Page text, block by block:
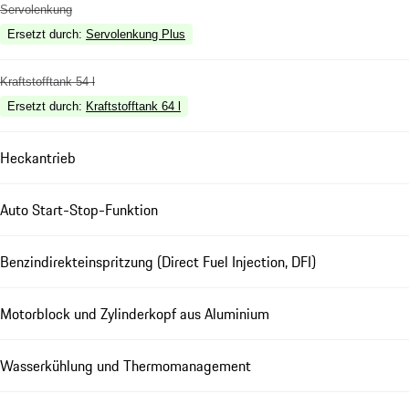
Servolenkung
Ersetzt durch: Servolenkung Plus
Kraftstofftank 54 l
Ersetzt durch: Kraftstofftank 64 l
Heckantrieb
Auto Start-Stop-Funktion
Benzindirekteinspritzung (Direct Fuel Injection, DFI)
Motorblock und Zylinderkopf aus Aluminium
Wasserkühlung und Thermomanagement